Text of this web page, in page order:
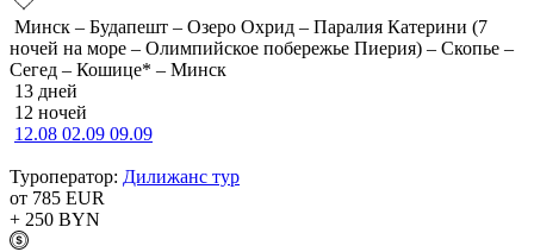
Минск – Будапешт – Озеро Охрид – Паралия Катерини (7
ночей на море – Олимпийское побережье Пиерия) – Скопье –
Сегед – Кошице* – Минск
13 дней
12 ночей
12.08 02.09 09.09
Туроператор: Дилижанс тур
от 785 EUR
+ 250 BYN